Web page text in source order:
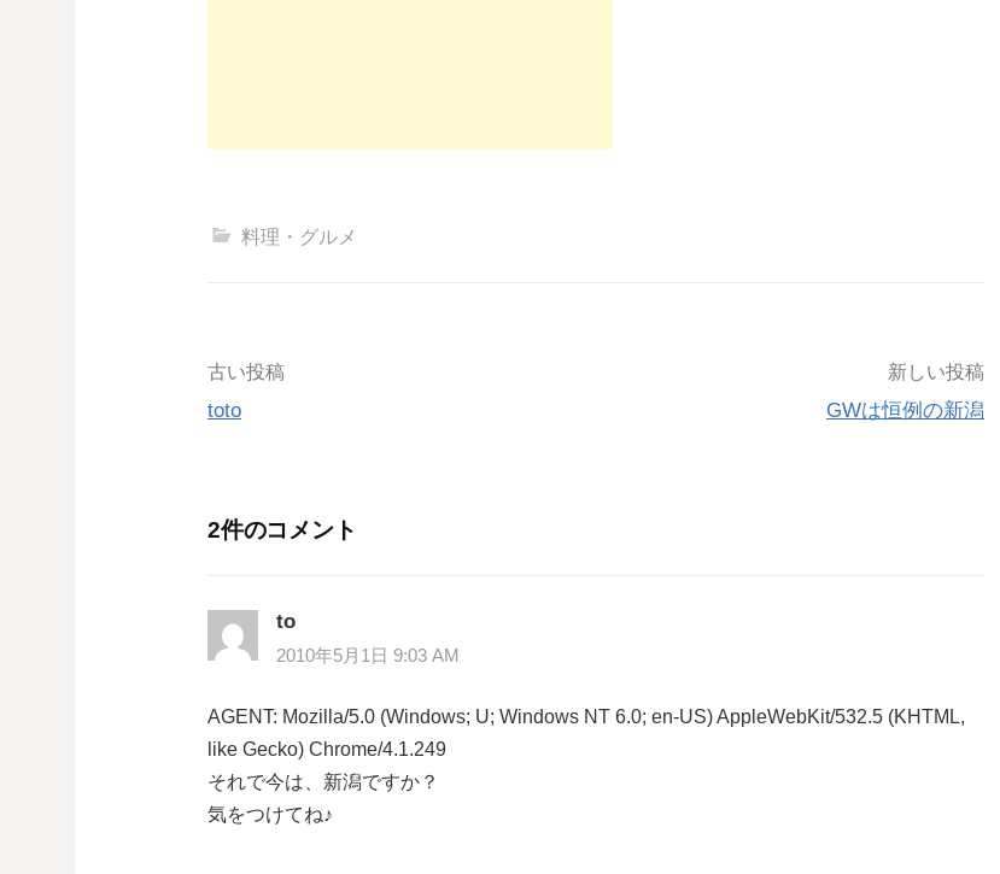
料理・グルメ
投
ビ
ゲ
ー
シ
ョ
ン
古い投稿
toto
新しい投稿
GWは恒例の新潟
2件のコメント
to
2010年5月1日 9:03 AM
AGENT: Mozilla/5.0 (Windows; U; Windows NT 6.0; en-US) AppleWebKit/532.5 (KHTML,
like Gecko) Chrome/4.1.249
それで今は、新潟ですか？
気をつけてね♪